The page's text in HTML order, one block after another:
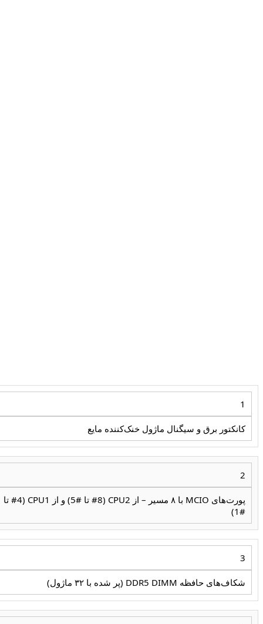
1
کانکتور برق و سیگنال ماژول خنک‌کننده مایع
2
پورت‌های MCIO با ۸ مسیر – از CPU2 (#8 تا #5) و از CPU1 (#4 تا
#1)
3
شکاف‌های حافظه DDR5 DIMM (پر شده با ۳۲ ماژول)